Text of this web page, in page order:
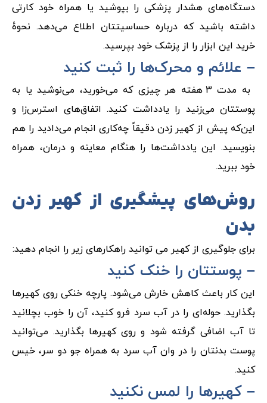
دستگاه‌های هشدار پزشکی را بپوشید یا همراه خود کارتی
داشته باشید که درباره حساسیتتان اطلاع می‌دهد. نحوهٔ
خرید این ابزار را از پزشک خود بپرسید.
– علائم و محرک‌ها را ثبت کنید
به مدت ۳ هفته هر چیزی که می‌خورید، می‌نوشید یا به
پوستتان می‌زنید را یادداشت کنید. اتفاق‌های استرس‌زا و
این‌که پیش از کهیر زدن دقیقاً چه‌کاری انجام می‌دادید را هم
بنویسید. این یادداشت‌ها را هنگام معاینه و درمان، همراه
خود ببرید.
روش‌های پیشگیری از کهیر زدن
بدن
برای جلوگیری از کهیر می توانید راهکارهای زیر را انجام دهید:
– پوستتان را خنک کنید
این کار باعث کاهش خارش می‌شود. پارچه خنکی روی کهیرها
بگذارید. حوله‌ای را در آب سرد فرو کنید، آن را خوب بچلانید
تا آب اضافی گرفته شود و روی کهیر‌ها بگذارید. می‌توانید
پوست بدنتان را در وان آب سرد به همراه جو دو سر، خیس
کنید.
– کهیرها را لمس نکنید